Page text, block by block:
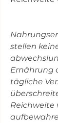
stellen
Ernährung
tägliche
Reichweite